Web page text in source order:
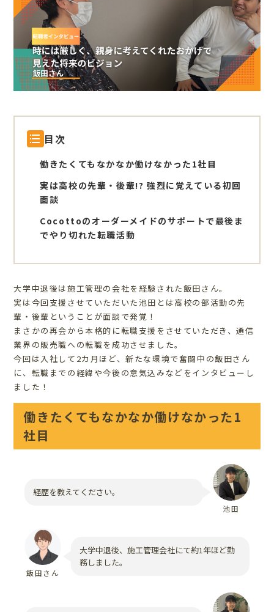
目次
働きたくてもなかなか働けなかった1社目
実は高校の先輩・後輩!? 強烈に覚えている初回
面談
Cocottoのオーダーメイドのサポートで最後ま
でやり切れた転職活動
大学中退後は施工管理の会社を経験された飯田さん。
実は今回支援させていただいた池田とは高校の部活動の先
輩・後輩ということが面談で発覚！
まさかの再会から本格的に転職支援をさせていただき、通信
業界の販売職への転職を成功させました。
今回は入社して2カ月ほど、新たな環境で奮闘中の飯田さん
に、転職までの経緯や今後の意気込みなどをインタビューし
ました！
働きたくてもなかなか働けなかった1
社目
経歴を教えてください。
池田
飯田さん
大学中退後、施工管理会社にて約1年ほど勤
務しました。